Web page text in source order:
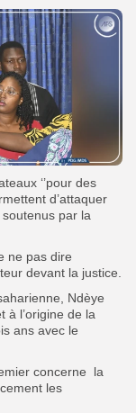
‘’pour des
d’attaquer
par la
ne pas dire
devant la justice.
Ndèye
à l’origine de la
ans avec le
concerne
la
les